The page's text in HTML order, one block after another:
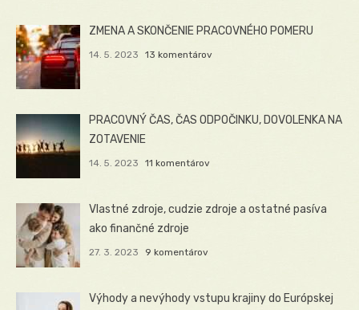
ZMENA A SKONČENIE PRACOVNÉHO POMERU
14. 5. 2023 13 komentárov
PRACOVNÝ ČAS, ČAS ODPOČINKU, DOVOLENKA NA
ZOTAVENIE
14. 5. 2023 11 komentárov
Vlastné zdroje, cudzie zdroje a ostatné pasíva
ako finančné zdroje
27. 3. 2023 9 komentárov
Výhody a nevýhody vstupu krajiny do Európskej